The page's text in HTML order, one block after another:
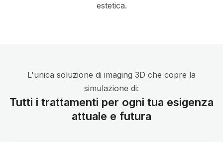
estetica.
L'unica soluzione di imaging 3D che copre la
simulazione di:
Tutti i trattamenti per ogni tua esigenza
attuale e futura